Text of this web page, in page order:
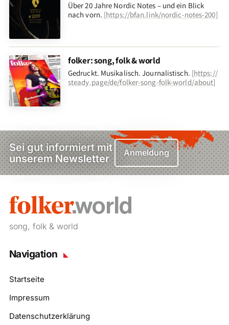
Über 20 Jahre Nordic Notes – und ein Blick
nach vorn. [https://bfan.link/nordic-notes-200]
folker: song, folk & world
Gedruckt. Musikalisch. Journalistisch. [https://
steady.page/de/folker-song-folk-world/about]
Sei gut informiert mit
unserem Newsletter
Anmeldung
song, folk & world
Navigation
Startseite
Impressum
Datenschutzerklärung